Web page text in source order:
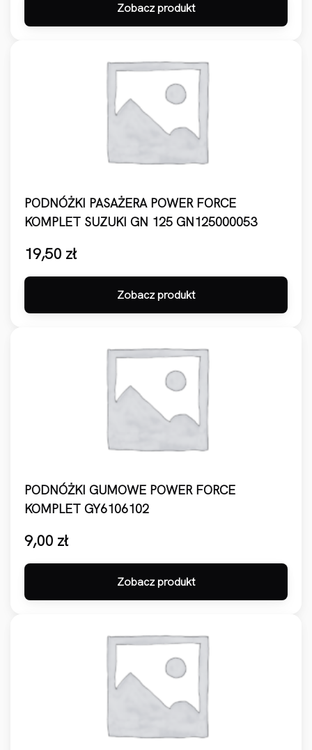
Zobacz produkt
PODNÓŻKI PASAŻERA POWER FORCE
KOMPLET SUZUKI GN 125 GN125000053
19,50 zł
Zobacz produkt
PODNÓŻKI GUMOWE POWER FORCE
KOMPLET GY6106102
9,00 zł
Zobacz produkt